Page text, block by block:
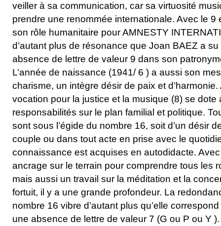
veiller à sa communication, car sa virtuosité
prendre une renommée internationale. Avec le 9
son rôle humanitaire pour AMNESTY
d’autant plus de résonance que Joan BAEZ a
absence de lettre de valeur 9 dans son
L’année de naissance (1941/ 6 ) a aussi son
charisme, un intègre désir de paix et
vocation pour la justice et la musique (8) se dote
responsabilités sur le plan familial et politique.
sont sous l’égide du nombre 16, soit d’un désir
couple ou dans tout acte en prise avec le
connaissance est acquises en autodidacte.
ancrage sur le terrain pour comprendre tous les
mais aussi un travail sur la méditation et la
fortuit, il y a une grande profondeur. La
nombre 16 vibre d’autant plus qu’elle
une absence de lettre de valeur 7 (G ou P ou Y